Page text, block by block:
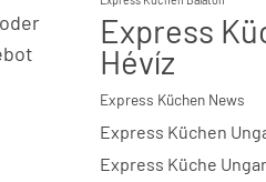
Express
Hévíz
Express Küchen News
Express Küchen
Express Küche